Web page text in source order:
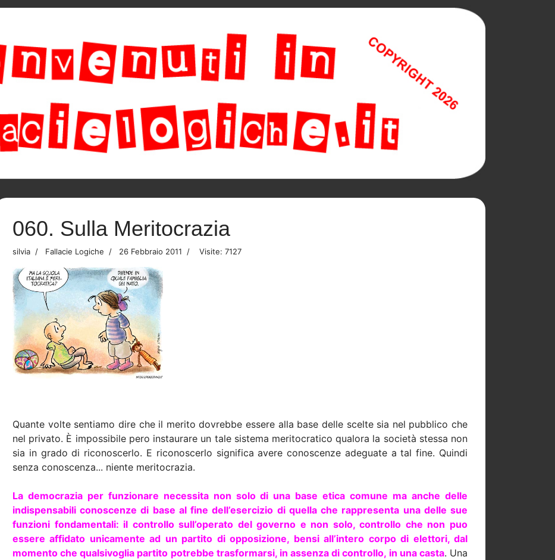
060. Sulla Meritocrazia
silvia Fallacie Logiche 26 Febbraio 2011 Visite: 7127
Quante volte sentiamo dire che il merito dovrebbe essere alla base delle scelte sia nel pubblico che
nel privato. È impossibile pero instaurare un tale sistema meritocratico qualora la società stessa non
sia in grado di riconoscerlo. E riconoscerlo significa avere conoscenze adeguate a tal fine. Quindi
senza conoscenza... niente meritocrazia.
La democrazia per funzionare necessita non solo di una base etica comune ma anche delle
indispensabili conoscenze di base al fine dell’esercizio di quella che rappresenta una delle sue
funzioni fondamentali: il controllo sull’operato del governo e non solo, controllo che non puo
essere affidato unicamente ad un partito di opposizione, bensi all’intero corpo di elettori, dal
momento che qualsivoglia partito potrebbe trasformarsi, in assenza di controllo, in una casta. Una